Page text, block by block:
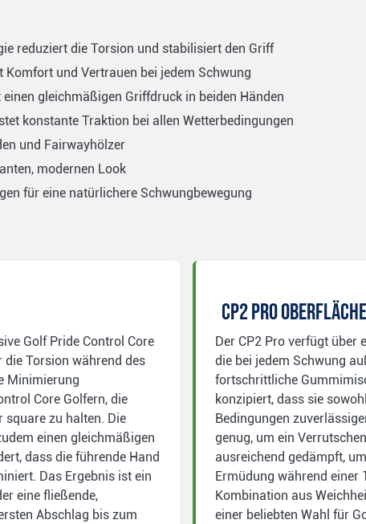
reduziert die Torsion und stabilisiert den Griff
und Vertrauen bei jedem Schwung
gleichmäßigen Griffdruck in beiden Händen
konstante Traktion bei allen Wetterbedingungen
und Fairwayhölzer
modernen Look
für eine natürlichere Schwungbewegung
Golf Pride Control Core
Torsion während des
Minimierung
Core Golfern, die
zu halten. Die
einen gleichmäßigen
dass die führende Hand
Das Ergebnis ist ein
eine fließende,
Abschlag bis zum
CP2 Pro
Der CP2 Pro verfügt über
die bei jedem Schwung
fortschrittliche
konzipiert, dass sie
Bedingungen
genug, um ein
ausreichend gedämpft,
Ermüdung während einer
Kombination aus
einer beliebten Wahl für